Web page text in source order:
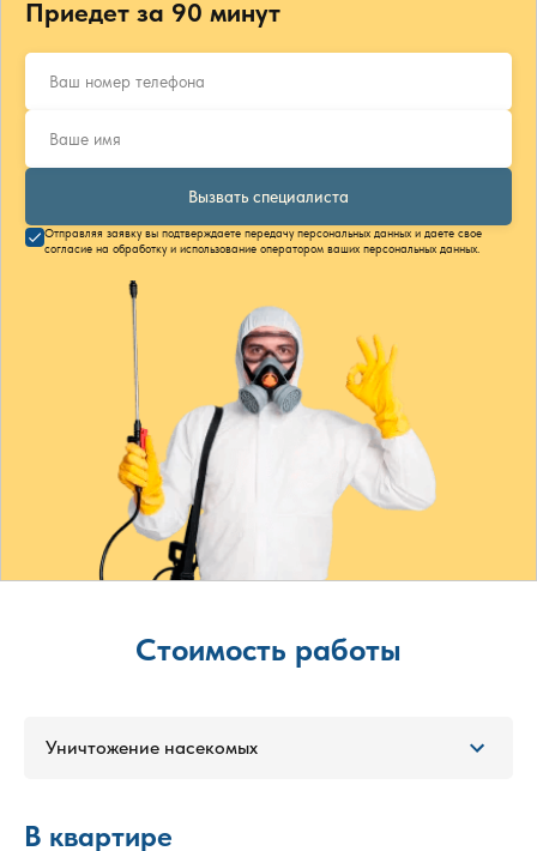
Приедет за 90 минут
Вызвать специалиста
Отправляя заявку вы подтверждаете передачу персональных данных и даете свое
согласие на обработку и использование оператором ваших персональных данных.
Стоимость работы
Уничтожение насекомых
В квартире